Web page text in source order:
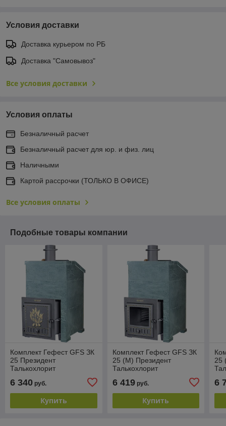
Условия доставки
Доставка курьером по РБ
Доставка "Самовывоз"
Все условия доставки
Условия оплаты
Безналичный расчет
Безналичный расчет для юр. и физ. лиц
Наличными
Картой рассрочки (ТОЛЬКО В ОФИСЕ)
Все условия оплаты
Подобные товары компании
Комплект Гефест GFS ЗК
25 Президент
Талькохлорит
6 340 руб.
Купить
Комплект Гефест GFS ЗК
25 (М) Президент
Талькохлорит
6 419руб.
Купить
25
6